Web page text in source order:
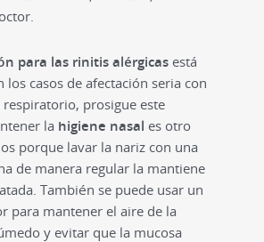
para las rinitis alérgicas está
los casos de afectación seria con
prosigue este
la higiene nasal es otro
porque lavar la nariz con una
de manera regular la mantiene
También se puede usar un
para mantener el aire de la
y evitar que la mucosa